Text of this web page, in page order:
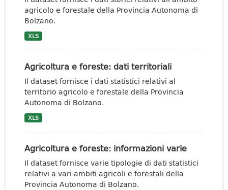
agricolo e forestale della Provincia Autonoma di
Bolzano.
XLS
Agricoltura e foreste: dati territoriali
Il dataset fornisce i dati statistici relativi al
territorio agricolo e forestale della Provincia
Autonoma di Bolzano.
XLS
Agricoltura e foreste: informazioni varie
Il dataset fornisce varie tipologie di dati statistici
relativi a vari ambiti agricoli e forestali della
Provincia Autonoma di Bolzano.